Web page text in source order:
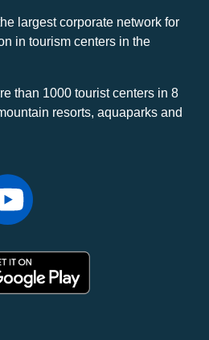
largest corporate network for
in tourism centers in the
than 1000 tourist centers in 8
resorts, aquaparks and